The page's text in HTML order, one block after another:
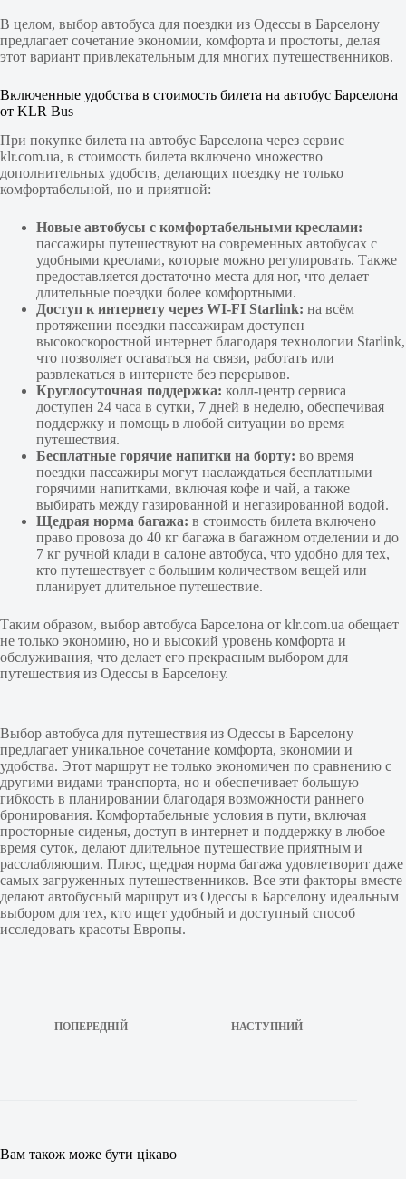
В целом, выбор автобуса для поездки из Одессы в Барселону
предлагает сочетание экономии, комфорта и простоты, делая
этот вариант привлекательным для многих путешественников.
Включенные удобства в стоимость билета на автобус Барселона
от KLR Bus
При покупке билета на автобус Барселона через сервис
klr.com.ua, в стоимость билета включено множество
дополнительных удобств, делающих поездку не только
комфортабельной, но и приятной:
Новые автобусы с комфортабельными креслами:
пассажиры путешествуют на современных автобусах с
удобными креслами, которые можно регулировать. Также
предоставляется достаточно места для ног, что делает
длительные поездки более комфортными.
Доступ к интернету через WI-FI Starlink: на всём
протяжении поездки пассажирам доступен
высокоскоростной интернет благодаря технологии Starlink,
что позволяет оставаться на связи, работать или
развлекаться в интернете без перерывов.
Круглосуточная поддержка: колл-центр сервиса
доступен 24 часа в сутки, 7 дней в неделю, обеспечивая
поддержку и помощь в любой ситуации во время
путешествия.
Бесплатные горячие напитки на борту: во время
поездки пассажиры могут наслаждаться бесплатными
горячими напитками, включая кофе и чай, а также
выбирать между газированной и негазированной водой.
Щедрая норма багажа: в стоимость билета включено
право провоза до 40 кг багажа в багажном отделении и до
7 кг ручной клади в салоне автобуса, что удобно для тех,
кто путешествует с большим количеством вещей или
планирует длительное путешествие.
Таким образом, выбор автобуса Барселона от klr.com.ua обещает
не только экономию, но и высокий уровень комфорта и
обслуживания, что делает его прекрасным выбором для
путешествия из Одессы в Барселону.
Выбор автобуса для путешествия из Одессы в Барселону
предлагает уникальное сочетание комфорта, экономии и
удобства. Этот маршрут не только экономичен по сравнению с
другими видами транспорта, но и обеспечивает большую
гибкость в планировании благодаря возможности раннего
бронирования. Комфортабельные условия в пути, включая
просторные сиденья, доступ в интернет и поддержку в любое
время суток, делают длительное путешествие приятным и
расслабляющим. Плюс, щедрая норма багажа удовлетворит даже
самых загруженных путешественников. Все эти факторы вместе
делают автобусный маршрут из Одессы в Барселону идеальным
выбором для тех, кто ищет удобный и доступный способ
исследовать красоты Европы.
ПОПЕРЕДНІЙ НАСТУПНИЙ
Вам також може бути цікаво